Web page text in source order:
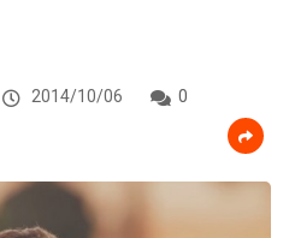
2014/10/06
0